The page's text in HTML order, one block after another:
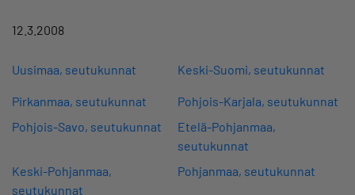
12.3.2008
Uusimaa, seutukunnat Keski-Suomi, seutukunnat
Pirkanmaa, seutukunnat
Pohjois-Karjala, seutukunnat
Pohjois-Savo, seutukunnat
Etelä-Pohjanmaa,
seutukunnat
Keski-Pohjanmaa,
seutukunnat
Pohjanmaa, seutukunnat